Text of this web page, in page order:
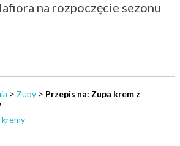
na rozpoczęcie sezonu
> Zupy > Przepis na: Zupa krem z